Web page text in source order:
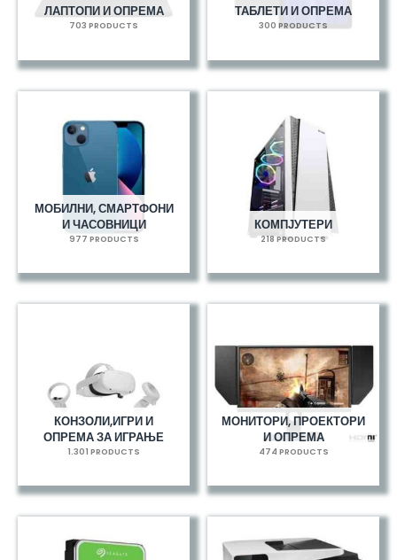
ЛАПТОПИ И ОПРЕМА
703 PRODUCTS
ТАБЛЕТИ И ОПРЕМА
300 PRODUCTS
МОБИЛНИ, СМАРТФОНИ
И ЧАСОВНИЦИ
977 PRODUCTS
КОМПЈУТЕРИ
218 PRODUCTS
КОНЗОЛИ,ИГРИ И
ОПРЕМА ЗА ИГРАЊЕ
1.301 PRODUCTS
МОНИТОРИ, ПРОЕКТОРИ
И ОПРЕМА
474 PRODUCTS